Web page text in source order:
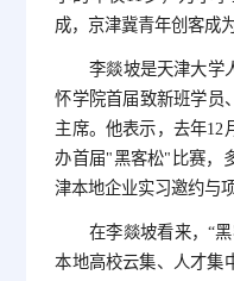
成，京津冀青年创客成
李燚坡是天津大学
怀学院首届致新班学员
主席。他表示，去年12
办首届"黑客松"比赛，
津本地企业实习邀约与
在李燚坡看来，“
本地高校云集、人才集